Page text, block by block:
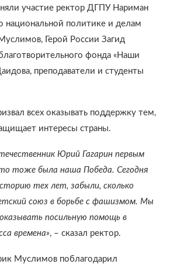
участие ректор ДГПУ Нариман
национальной политике и делам
Герой России Загид
фонда «Наши
преподаватели и студенты
всех оказывать поддержку тем,
интересы страны.
Юрий Гагарин первым
тоже была наша Победа. Сегодня
тех лет, забыли, сколько
союз в борьбе с фашизмом. Мы
посильную помощь в
времена», – сказал ректор.
Муслимов поблагодарил